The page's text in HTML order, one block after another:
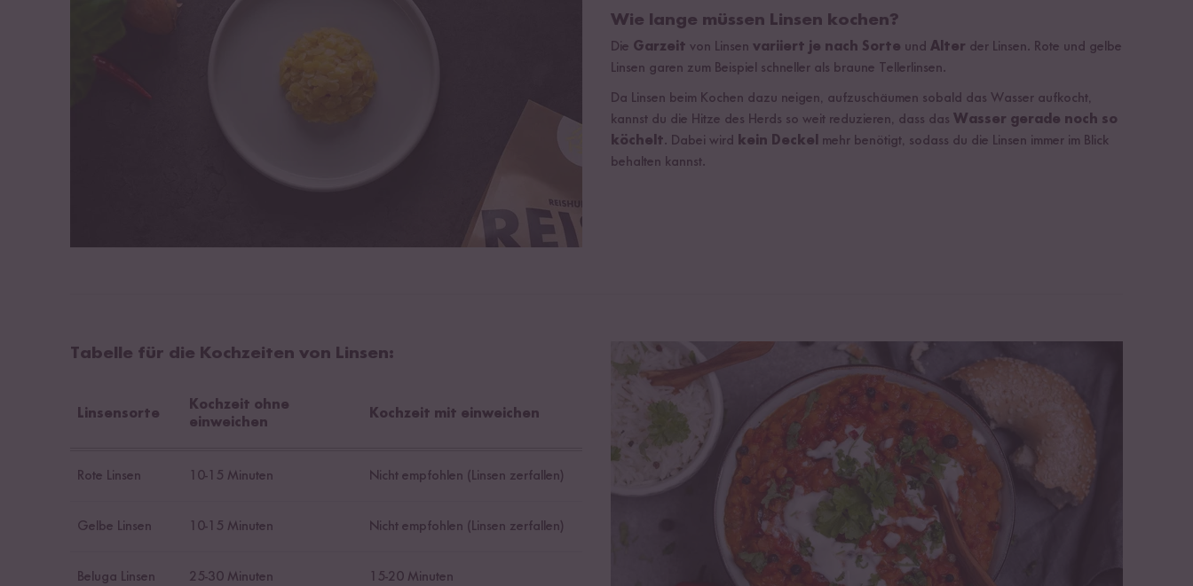
Wie lange müssen Linsen kochen?
Die Garzeit von Linsen variiert je nach Sorte und Alter der Linsen. Rote und gelbe
Linsen garen zum Beispiel schneller als braune Tellerlinsen.
Da Linsen beim Kochen dazu neigen, aufzuschäumen sobald das Wasser aufkocht,
kannst du die Hitze des Herds so weit reduzieren, dass das Wasser gerade noch so
köchelt. Dabei wird kein Deckel
mehr benötigt, sodass du die Linsen immer im Blick
behalten kannst.
Tabelle für die Kochzeiten von Linsen:
Linsensorte
Kochzeit ohne
einweichen
Kochzeit mit einweichen
Rote Linsen 10-15 Minuten Nicht empfohlen (Linsen zerfallen)
Gelbe Linsen 10-15 Minuten Nicht empfohlen (Linsen zerfallen)
Beluga Linsen 25-30 Minuten 15-20 Minuten